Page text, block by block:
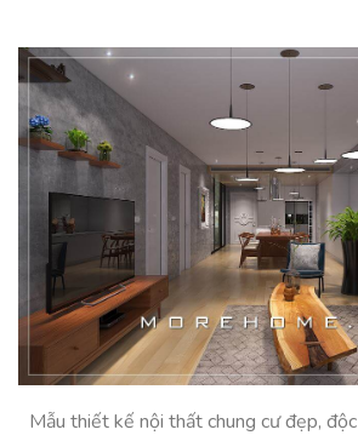
Mẫu thiết kế nội thất chung cư đẹp,